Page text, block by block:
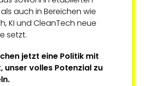
auch in Bereichen wie
KI und CleanTech neue
setzt.
jetzt eine Politik mit
unser volles Potenzial zu